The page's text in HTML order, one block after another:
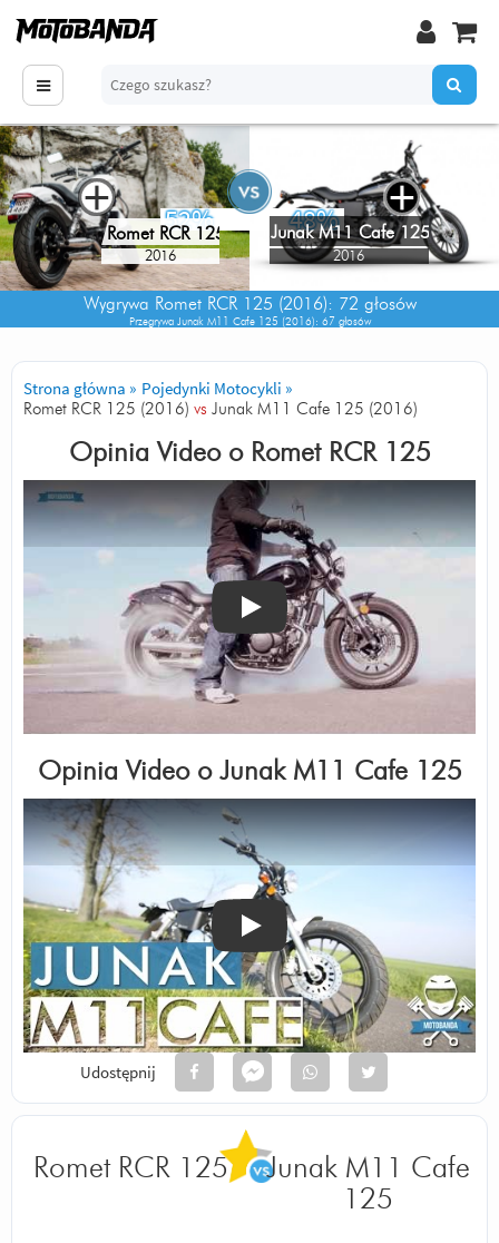
52% 48%
Romet RCR 125
2016
+
Junak M11 Cafe 125
2016
+
Wygrywa Romet RCR 125 (2016): 72 głosów
Przegrywa Junak M11 Cafe 125 (2016) : 67 głosów
Strona główna » Pojedynki Motocykli »
Romet RCR 125 (2016) vs Junak M11 Cafe 125 (2016)
Opinia Video o Romet RCR 125
Odtwórz
Opinia Video o Junak M11 Cafe 125
Odtwórz
Udostępnij
Romet RCR 125
Junak M11 Cafe
125